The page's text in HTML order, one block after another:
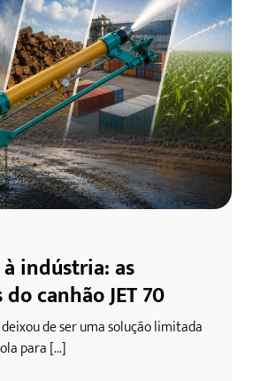
indústria: as
canhão JET 70
deixou de ser uma solução limitada
para [...]